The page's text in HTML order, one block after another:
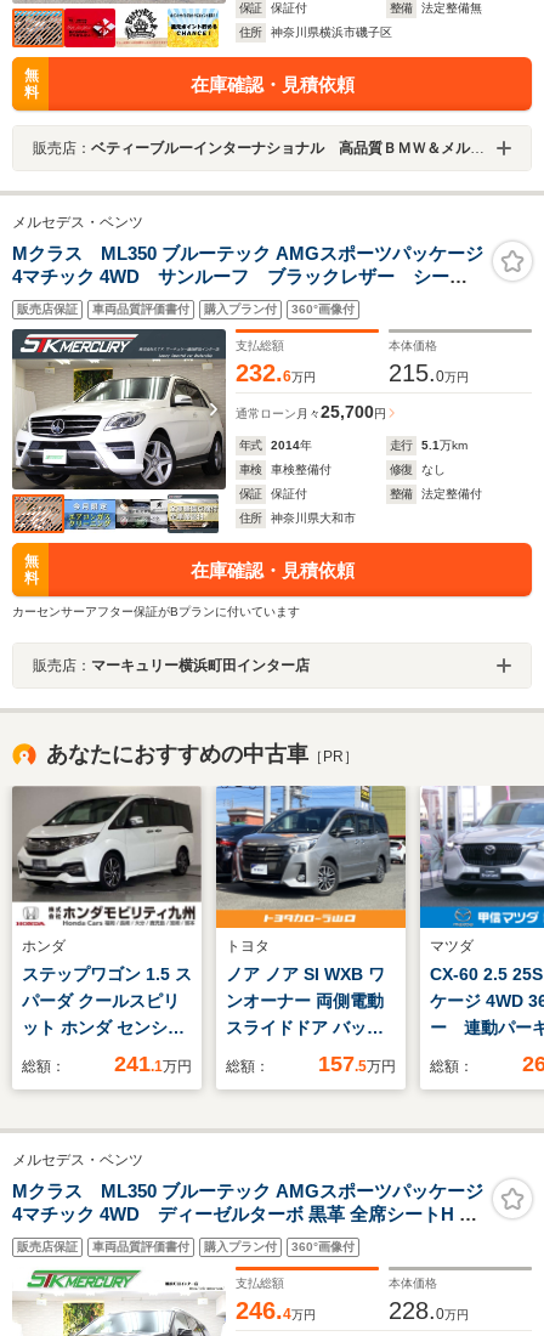
保証
保証付 整備
法定整備無
住所
神奈川県横浜市磯子区
無
料
在庫確認・見積依頼
販売店： ベティーブルーインターナショナル 高品質ＢＭＷ＆メルセデス専門店
メルセデス・ベンツ
Mクラス ML350 ブルーテック AMGスポーツパッケージ
4マチック 4WD サンルーフ ブラックレザー シート
ヒーター 純正ナビ 地デジ 360度カメラ
Bluetooth ETC プレセーフブレーキ ACC ブライン
ドスポット オートテールゲート
販売店保証 車両品質評価書付 購入プラン付 360°画像付
支払総額
232.6万円
本体価格
215.0万円
通常ローン 月々25,700円
年式 2014年 走行 5.1万km
車検
車検整備付 修復
なし
保証
保証付 整備
法定整備付
住所
神奈川県大和市
無
料
在庫確認・見積依頼
カーセンサーアフター保証がBプランに付いています
販売店： マーキュリー横浜町田インター店
あなたにおすすめの中古車 ［PR］
ホンダ
ステップワゴン 1.5 ス
パーダ クールスピリ
ット ホンダ センシン
グ 純正ナビ フルセ
総額： 241.1万円
トヨタ
ノア ノア SI WXB ワ
ンオーナー 両側電動
スライドドア バック
カメラ ナビ ドライブ
ライドドア クルコン
総額： 157.5万円
マツダ
CX-60 2.5
ケージ 4WD
ー 連動パー
ンサー
ト
総額：
メルセデス・ベンツ
Mクラス ML350 ブルーテック AMGスポーツパッケージ
4マチック 4WD ディーゼルターボ 黒革 全席シートH 純
正ナビ 地デジ(走行中視聴可) Bluetooth USB レーダーセ
ーフティパッケージ ACC ブラインドスポット レーンキ
ープA ブレーキA 電動Bドア 360カメラ スペアキー付き
20インチAW
販売店保証 車両品質評価書付 購入プラン付 360°画像付
支払総額
246.4万円
本体価格
228.0万円